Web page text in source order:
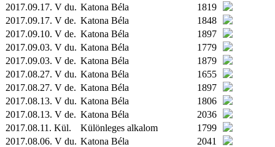
2017.09.17. V du. Katona Béla
1819
2017.09.17. V de. Katona Béla
1848
2017.09.10. V de. Katona Béla
1897
2017.09.03. V du. Katona Béla
1779
2017.09.03. V de. Katona Béla
1879
2017.08.27. V du. Katona Béla
1655
2017.08.27. V de. Katona Béla
1897
2017.08.13. V du. Katona Béla
1806
2017.08.13. V de. Katona Béla
2036
2017.08.11. Kül. Különleges alkalom
1799
2017.08.06. V du. Katona Béla
2041